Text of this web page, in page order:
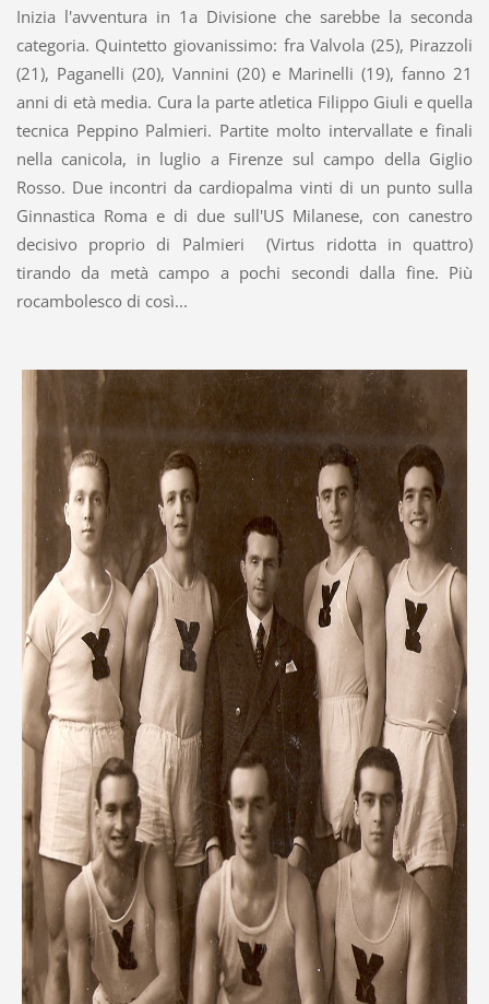
Inizia l'avventura in 1a Divisione che sarebbe la seconda
categoria. Quintetto giovanissimo: fra Valvola (25), Pirazzoli
(21), Paganelli (20), Vannini (20) e Marinelli (19), fanno 21
anni di età media. Cura la parte atletica Filippo Giuli e quella
tecnica Peppino Palmieri. Partite molto intervallate e finali
nella canicola, in luglio a Firenze sul campo della Giglio
Rosso. Due incontri da cardiopalma vinti di un punto sulla
Ginnastica Roma e di due sull'US Milanese, con canestro
decisivo proprio di Palmieri (Virtus ridotta in quattro)
tirando da metà campo a pochi secondi dalla fine. Più
rocambolesco di così...